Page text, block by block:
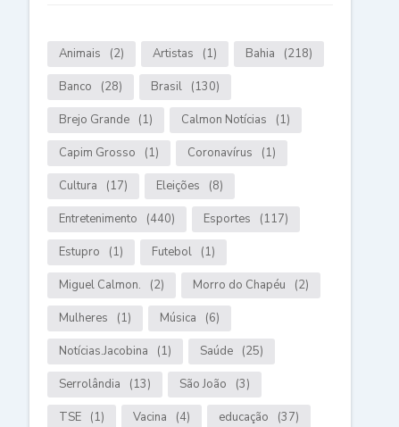
Animais (2) Artistas (1) Bahia (218)
Banco (28) Brasil (130)
Brejo Grande (1) Calmon Notícias (1)
Capim Grosso (1) Coronavírus (1)
Cultura (17) Eleições (8)
Entretenimento (440) Esportes (117)
Estupro (1) Futebol (1)
Miguel Calmon. (2) Morro do Chapéu (2)
Mulheres (1) Música (6)
Notícias.Jacobina (1) Saúde (25)
Serrolândia (13) São João (3)
TSE (1) Vacina (4) educação (37)